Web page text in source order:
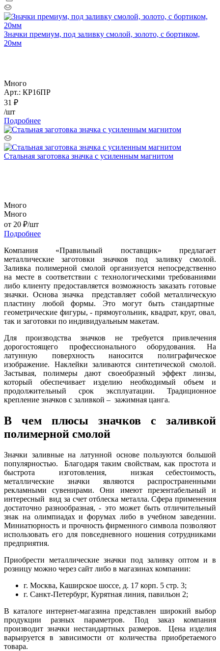
Значки премиум, под заливку смолой, золото, с бортиком,
20мм
Много
Арт.: КР16ПР
31 ₽
/шт
Подробнее
Стальная заготовка значка с усиленным магнитом
Много
Много
от 20 ₽/шт
Подробнее
Компания «Правильный поставщик» предлагает
металлические заготовки значков под заливку смолой.
Заливка полимерной смолой организуется непосредственно
на месте в соответствии с технологическими требованиями
либо клиенту предоставляется возможность заказать готовые
значки. Основа значка представляет собой металлическую
пластину любой формы. Это могут быть стандартные
геометрические фигуры, - прямоугольник, квадрат, круг, овал,
так и заготовки по индивидуальным макетам.
Для производства значков не требуется привлечения
дорогостоящего профессионального оборудования. На
латунную поверхность наносится полиграфическое
изображение. Наклейки заливаются синтетической смолой.
Застывая, полимеры дают своеобразный эффект линзы,
который обеспечивает изделию необходимый объем и
продолжительный срок эксплуатации. Традиционное
крепление значков с заливкой – зажимная цанга.
В чем плюсы значков с заливкой
полимерной смолой
Значки заливные на латунной основе пользуются большой
популярностью. Благодаря таким свойствам, как простота и
быстрота изготовления, низкая себестоимость,
металлические значки являются распространенными
рекламными сувенирами. Они имеют презентабельный и
интересный вид за счет отблеска металла. Сфера применения
достаточно разнообразная, - это может быть отличительный
знак на олимпиадах и форумах либо в учебном заведении.
Миниатюрность и прочность фирменного символа позволяют
использовать его для повседневного ношения сотрудниками
предприятия.
Приобрести металлические значки под заливку оптом и в
розницу можно через сайт либо в магазинах компании:
г. Москва, Каширское шоссе, д. 17 корп. 5 стр. 3;
г. Санкт-Петербург, Курятная линия, павильон 2;
В каталоге интернет-магазина представлен широкий выбор
продукции разных параметров. Под заказ компания
производит значки нестандартных размеров. Цена изделия
варьируется в зависимости от количества приобретаемого
товара.